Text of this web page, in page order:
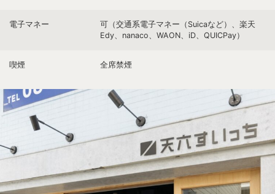
電子マネー
可（交通系電子マネー（Suicaなど）、楽天
Edy、nanaco、WAON、iD、QUICPay）
喫煙 全席禁煙